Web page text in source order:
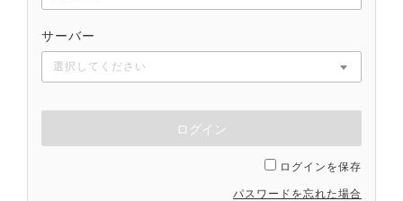
サーバー
選択してください
ログイン
ログインを保存
パスワードを忘れた場合